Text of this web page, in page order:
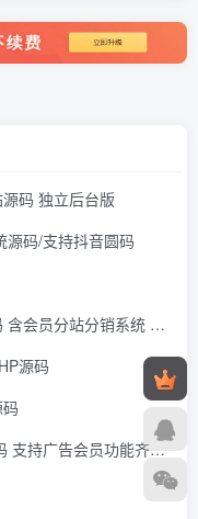
码 独立后台版
源码/支持抖音圆码
分站分销系统 可易支付
源码
告会员功能齐全短剧源码